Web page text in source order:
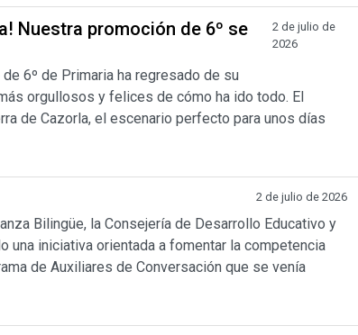
Nuestra promoción de 6º se
2 de julio de
2026
6º de Primaria ha regresado de su
orgullosos y felices de cómo ha ido todo. El
de Cazorla, el escenario perfecto para unos días
2 de julio de 2026
Bilingüe, la Consejería de Desarrollo Educativo y
una iniciativa orientada a fomentar la competencia
de Auxiliares de Conversación que se venía